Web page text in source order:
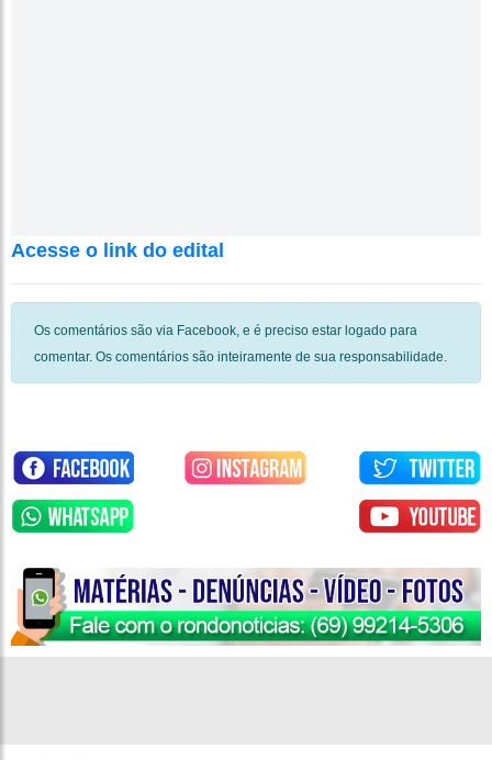
Acesse o link do edital
Os comentários são via Facebook, e é preciso estar logado para
comentar. Os comentários são inteiramente de sua responsabilidade.